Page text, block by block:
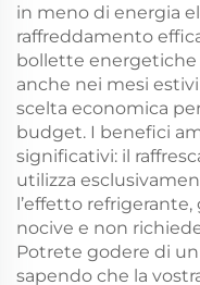
in meno di energia
raffreddamento
bollette
anche nei mesi
scelta economica
budget. I benefici
significativi: il
utilizza
l’effetto
nocive e non
Potrete godere di
sapendo che la